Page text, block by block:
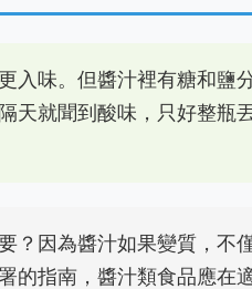
入味。但醬汁裡有糖和鹽
天就聞到酸味，只好整瓶
？因為醬汁如果變質，不
的指南，醬汁類食品應在